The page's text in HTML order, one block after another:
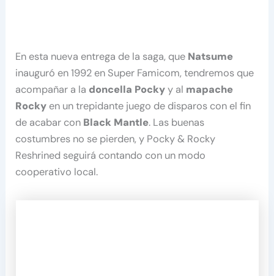
En esta nueva entrega de la saga, que Natsume
inauguró en 1992 en Super Famicom, tendremos que
acompañar a la doncella Pockyy al mapache
Rocky en un trepidante juego de disparos con el fin
de acabar con Black Mantle. Las buenas
costumbres no se pierden, y Pocky & Rocky
Reshrined seguirá contando con un modo
cooperativo local.